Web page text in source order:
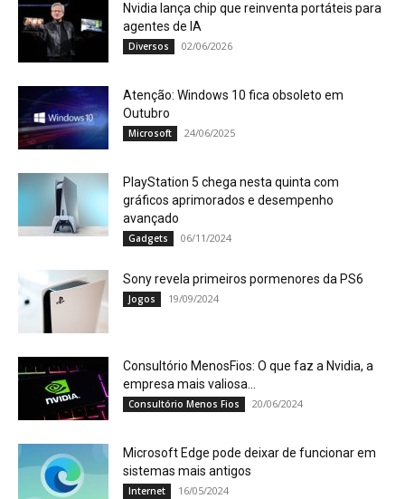
Nvidia lança chip que reinventa portáteis para
agentes de IA
Diversos 02/06/2026
Atenção: Windows 10 fica obsoleto em
Outubro
Microsoft 24/06/2025
PlayStation 5 chega nesta quinta com
gráficos aprimorados e desempenho
avançado
Gadgets 06/11/2024
Sony revela primeiros pormenores da PS6
Jogos 19/09/2024
Consultório MenosFios: O que faz a Nvidia, a
empresa mais valiosa...
Consultório Menos Fios 20/06/2024
Microsoft Edge pode deixar de funcionar em
sistemas mais antigos
Internet 16/05/2024